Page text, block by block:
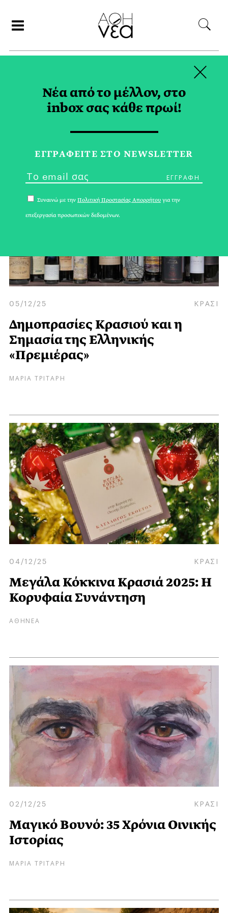
CARPE VINUM TAG
05/12/25 ΚΡΑΣΙ
Δημοπρασίες Κρασιού και η
Σημασία της Ελληνικής
«Πρεμιέρας»
ΜΑΡΙΑ ΤΡΙΤΑΡΗ
04/12/25 ΚΡΑΣΙ
Μεγάλα Κόκκινα Κρασιά 2025: Η
Κορυφαία Συνάντηση
ΑΘΗΝΕΑ
02/12/25 ΚΡΑΣΙ
Μαγικό Βουνό: 35 Χρόνια Οινικής
Ιστορίας
ΜΑΡΙΑ ΤΡΙΤΑΡΗ
Νέα από το μέλλον, στο
inbox σας κάθε πρωί!
ΕΓΓPΑΦΕΙΤΕ ΣΤΟ NEWSLETTER
Συναινώ με την Πολιτική Προστασίας Απορρήτου για την
επεξεργασία προσωπικών δεδομένων.
×